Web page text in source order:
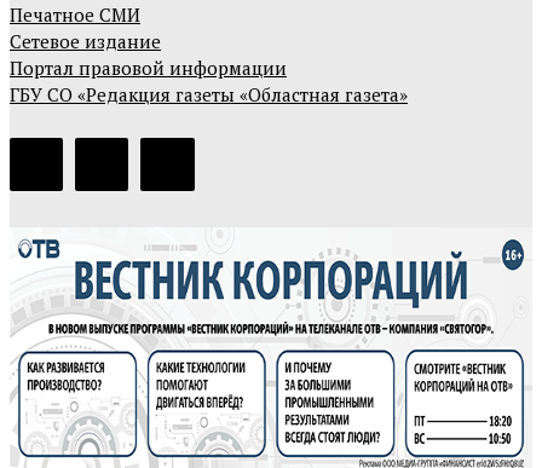
Печатное СМИ
Сетевое издание
Портал правовой информации
ГБУ СО «Редакция газеты «Областная газета»